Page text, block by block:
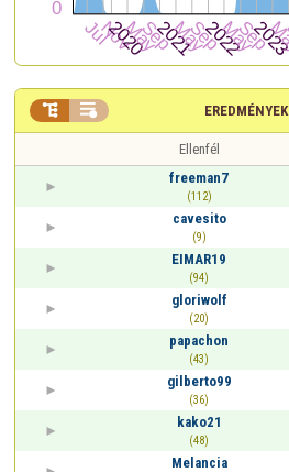
EREDMÉNYEK
 
Ellenfél
freeman7
(112)
cavesito
(9)
EIMAR19
(94)
gloriwolf
(20)
papachon
(43)
gilberto99
(36)
kako21
(48)
Melancia